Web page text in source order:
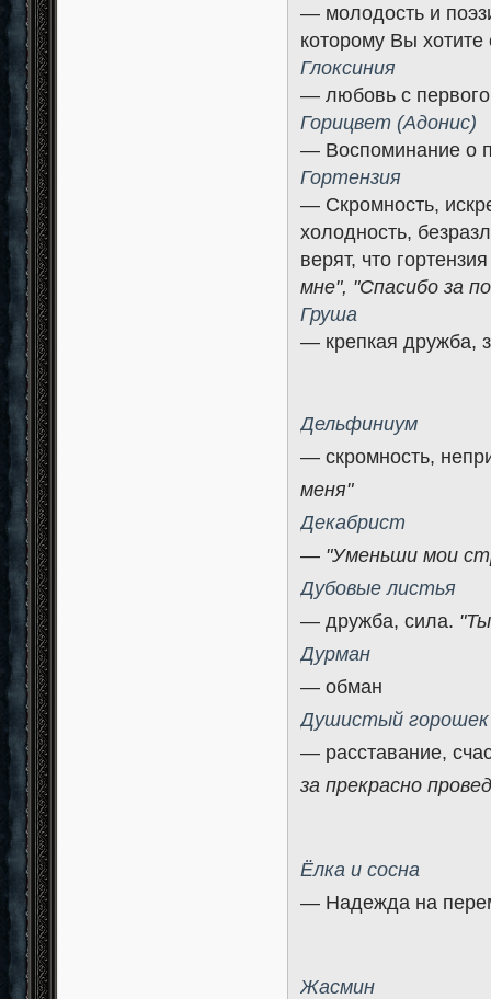
— молодость и
которому Вы хотите
Глоксиния
— любовь с
Горицвет (Адонис)
— Воспоминание о
Гортензия
— Скромность,
холодность,
верят, что
мне", "Спасибо за
Груша
— крепкая дружба,
Дельфиниум
— скромность,
меня"
Декабрист
— "Уменьши мои
Дубовые листья
— дружба, сила.
Дурман
— обман
Душистый горошек
— расставание,
за прекрасно
Ёлка и сосна
— Надежда на
Жасмин